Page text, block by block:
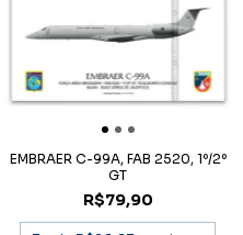
EMBRAER C-99A, FAB 2520, 1º/2º
GT
R$79,90